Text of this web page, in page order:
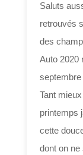
Saluts
retrouvés
des
Auto 2020
Tant
printemps
cette
dont on